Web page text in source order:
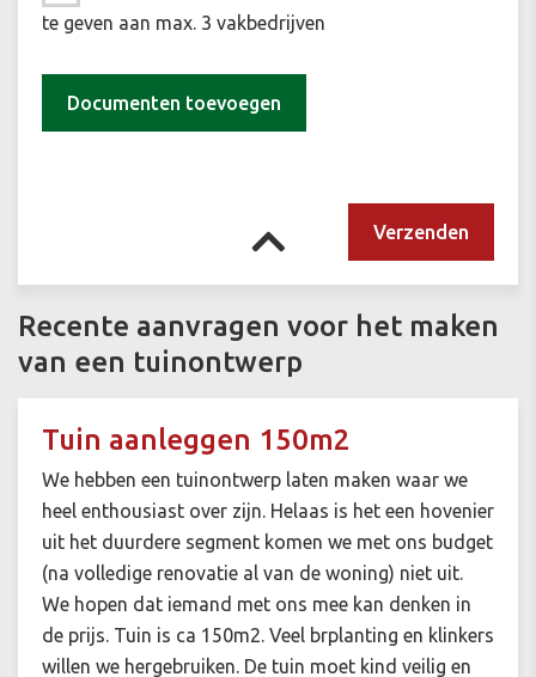
te geven aan max. 3 vakbedrijven
Documenten toevoegen
Recente aanvragen voor het maken
van een tuinontwerp
Tuin aanleggen 150m2
We hebben een tuinontwerp laten maken waar we
heel enthousiast over zijn. Helaas is het een hovenier
uit het duurdere segment komen we met ons budget
(na volledige renovatie al van de woning) niet uit.
We hopen dat iemand met ons mee kan denken in
de prijs. Tuin is ca 150m2. Veel brplanting en klinkers
willen we hergebruiken. De tuin moet kind veilig en